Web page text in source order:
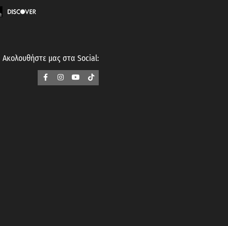
Ακολουθήστε μας στα Social: